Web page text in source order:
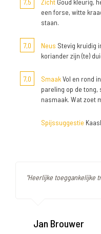
een forse, witte
staan.
7,0 Neus Stevig kruidig
koriander zijn (te)
7,0 SmaakVol en rond
pareling op de tong,
nasmaak. Wat zoet
Spijssuggestie
"Heerlijke toeggankelijke
Jan Brouwer